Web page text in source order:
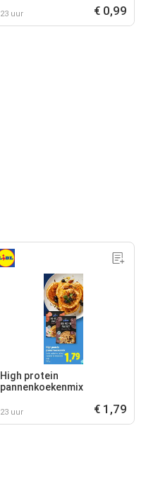
23 uur € 0,99
High protein
pannenkoekenmix
23 uur € 1,79